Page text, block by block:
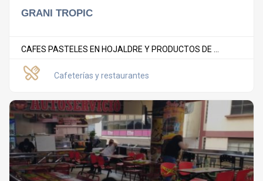
GRANI TROPIC
CAFES PASTELES EN HOJALDRE Y PRODUCTOS DE ...
Cafeterías y restaurantes